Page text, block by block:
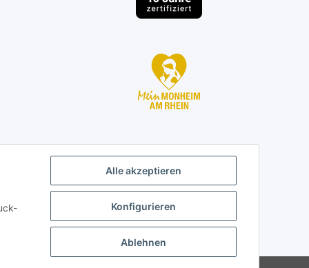
Alle akzeptieren
Konfigurieren
Ablehnen